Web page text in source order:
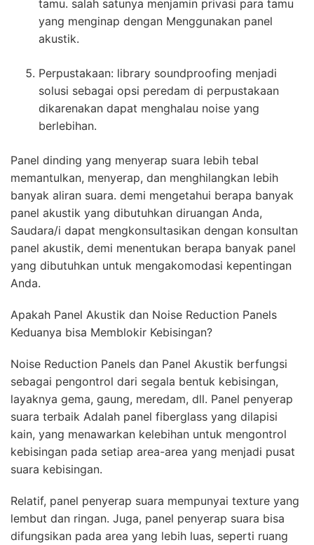
tamu. salah satunya menjamin privasi para tamu
yang menginap dengan Menggunakan panel
akustik.
Perpustakaan: library soundproofing menjadi
solusi sebagai opsi peredam di perpustakaan
dikarenakan dapat menghalau noise yang
berlebihan.
Panel dinding yang menyerap suara lebih tebal
memantulkan, menyerap, dan menghilangkan lebih
banyak aliran suara. demi mengetahui berapa banyak
panel akustik yang dibutuhkan diruangan Anda,
Saudara/i dapat mengkonsultasikan dengan konsultan
panel akustik, demi menentukan berapa banyak panel
yang dibutuhkan untuk mengakomodasi kepentingan
Anda.
Apakah Panel Akustik dan Noise Reduction Panels
Keduanya bisa Memblokir Kebisingan?
Noise Reduction Panels dan Panel Akustik berfungsi
sebagai pengontrol dari segala bentuk kebisingan,
layaknya gema, gaung, meredam, dll. Panel penyerap
suara terbaik Adalah panel fiberglass yang dilapisi
kain, yang menawarkan kelebihan untuk mengontrol
kebisingan pada setiap area-area yang menjadi pusat
suara kebisingan.
Relatif, panel penyerap suara mempunyai texture yang
lembut dan ringan. Juga, panel penyerap suara bisa
difungsikan pada area yang lebih luas, seperti ruang